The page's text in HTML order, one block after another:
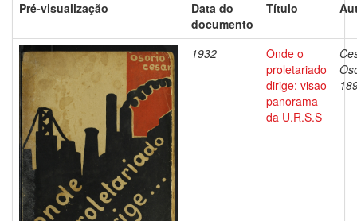
Pré-visualização
Data do
documento
Título
1932
Onde o
proletariado
dirige: visao
panorama
da U.R.S.S